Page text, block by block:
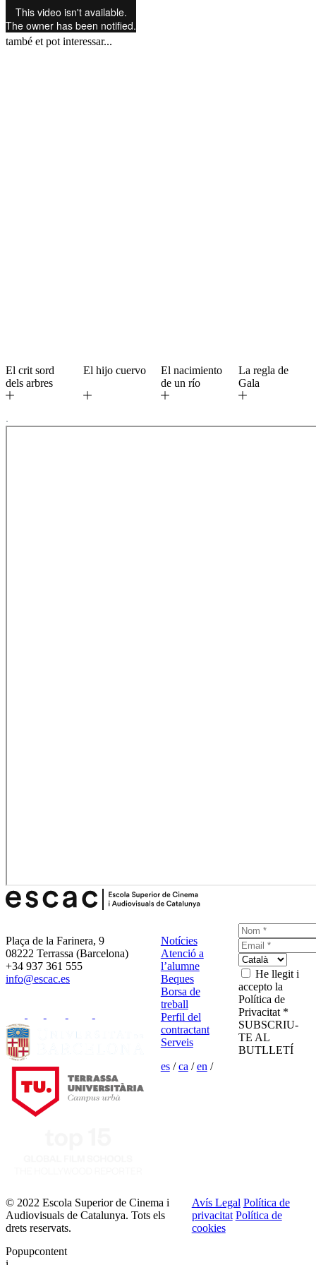
també et pot interessar...
El crit sord
dels arbres
El hijo cuervo
El nacimiento
de un río
La regla de
Gala
Plaça de la Farinera, 9
08222 Terrassa (Barcelona)
+34 937 361 555
info@escac.es
Notícies
Atenció a
l’alumne
Beques
Borsa de
treball
Perfil del
contractant
Serveis
es/ca /en /
He llegit i
accepto la
Política de
Privacitat *
SUBSCRIU-
TE AL
BUTLLETÍ
© 2022 Escola Superior de Cinema i
Audiovisuals de Catalunya. Tots els
drets reservats.
Avís Legal Política de
privacitat Política de
cookies
Popupcontent